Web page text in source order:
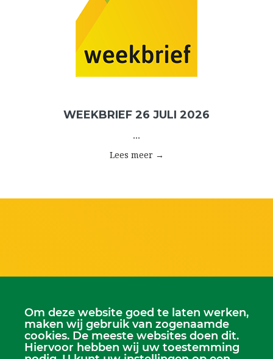
WEEKBRIEF 26 JULI 2026
...
Lees meer →
Om deze website goed te laten werken,
maken wij gebruik van zogenaamde
cookies. De meeste websites doen dit.
Hiervoor hebben wij uw toestemming